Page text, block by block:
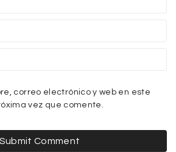
correo electrónico y web en este
vez que comente.